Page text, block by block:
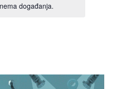
događanja.